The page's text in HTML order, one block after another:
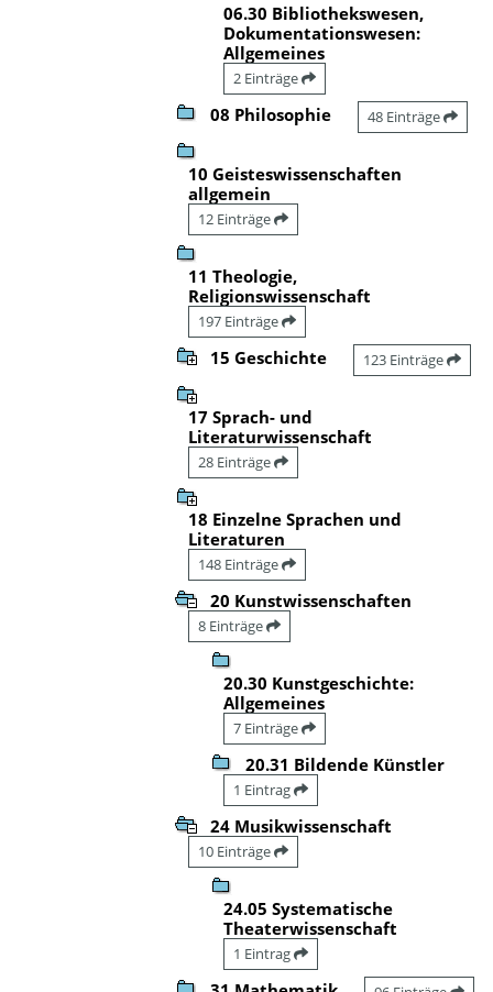
06.30 Bibliothekswesen,
Dokumentationswesen:
Allgemeines
2 Einträge
08 Philosophie 48 Einträge
10 Geisteswissenschaften
allgemein
12 Einträge
11 Theologie,
Religionswissenschaft
197 Einträge
15 Geschichte 123 Einträge
17 Sprach- und
Literaturwissenschaft
28 Einträge
18 Einzelne Sprachen und
Literaturen
148 Einträge
20 Kunstwissenschaften
8 Einträge
20.30 Kunstgeschichte:
Allgemeines
7 Einträge
20.31 Bildende Künstler
1 Eintrag
24 Musikwissenschaft
10 Einträge
24.05 Systematische
Theaterwissenschaft
1 Eintrag